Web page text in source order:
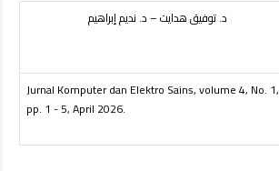
د. توفيق هدايت – د. نديم إبراهيم
Jurnal Komputer dan Elektro Sains, volume 4, No. 1,
pp. 1 - 5, April 2026.